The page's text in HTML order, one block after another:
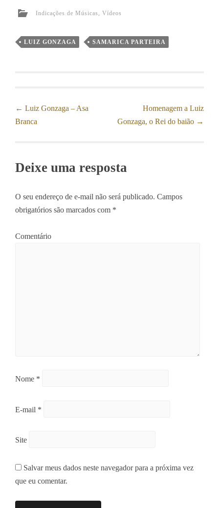
Indicações de Músicas ,Vídeos
LUIZ GONZAGA SAMARICA PARTEIRA
Post navigation
← Luiz Gonzaga – Asa
Branca
Homenagem a Luiz
Gonzaga, o Rei do baião →
Deixe uma resposta
O seu endereço de e-mail não será publicado. Campos
obrigatórios são marcados com *
Comentário
Nome *
E-mail *
Site
Salvar meus dados neste navegador para a próxima vez
que eu comentar.